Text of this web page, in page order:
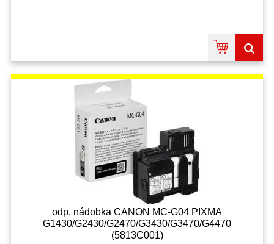
odp. nádobka CANON MC-G04 PIXMA
G1430/G2430/G2470/G3430/G3470/G4470
(5813C001)